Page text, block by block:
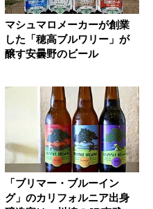
マシュマロメーカーが創業
した「穂高ブルワリー」が
醸す安曇野のビール
「ブリマー・ブルーイン
グ」のカリフォルニア出身